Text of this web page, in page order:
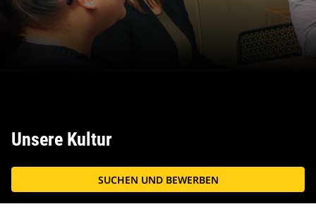
Unsere Kultur
SUCHEN UND BEWERBEN